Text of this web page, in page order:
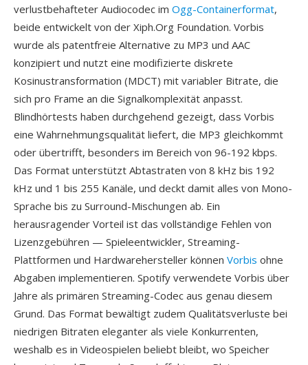
verlustbehafteter Audiocodec im Ogg-Containerformat,
beide entwickelt von der Xiph.Org Foundation. Vorbis
wurde als patentfreie Alternative zu MP3 und AAC
konzipiert und nutzt eine modifizierte diskrete
Kosinustransformation (MDCT) mit variabler Bitrate, die
sich pro Frame an die Signalkomplexität anpasst.
Blindhörtests haben durchgehend gezeigt, dass Vorbis
eine Wahrnehmungsqualität liefert, die MP3 gleichkommt
oder übertrifft, besonders im Bereich von 96-192 kbps.
Das Format unterstützt Abtastraten von 8 kHz bis 192
kHz und 1 bis 255 Kanäle, und deckt damit alles von Mono-
Sprache bis zu Surround-Mischungen ab. Ein
herausragender Vorteil ist das vollständige Fehlen von
Lizenzgebühren — Spieleentwickler, Streaming-
Plattformen und Hardwarehersteller können Vorbis ohne
Abgaben implementieren. Spotify verwendete Vorbis über
Jahre als primären Streaming-Codec aus genau diesem
Grund. Das Format bewältigt zudem Qualitätsverluste bei
niedrigen Bitraten eleganter als viele Konkurrenten,
weshalb es in Videospielen beliebt bleibt, wo Speicher